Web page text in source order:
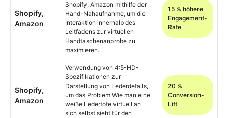
Shopify,
Amazon
Shopify, Amazon mithilfe der
Hand-Nahaufnahme, um die
Interaktion innerhalb des
Leitfadens zur virtuellen
Handtaschenanprobe zu
maximieren.
15 % höhere
Engagement-
Rate
Shopify,
Amazon
Verwendung von 4:5-HD-
Spezifikationen zur
Darstellung von Lederdetails,
um das Problem Wie man eine
weiße Ledertote virtuell an
sich selbst sieht für den
20 %
Conversion-
Lift